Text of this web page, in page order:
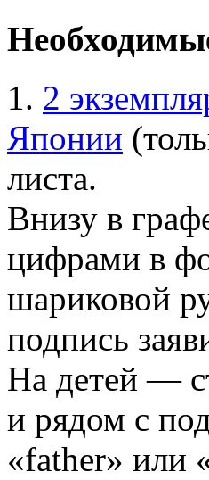
1. 2
Японии
листа.
Внизу в
цифрами в
шариковой
подпись
На детей —
и рядом с
«father» или